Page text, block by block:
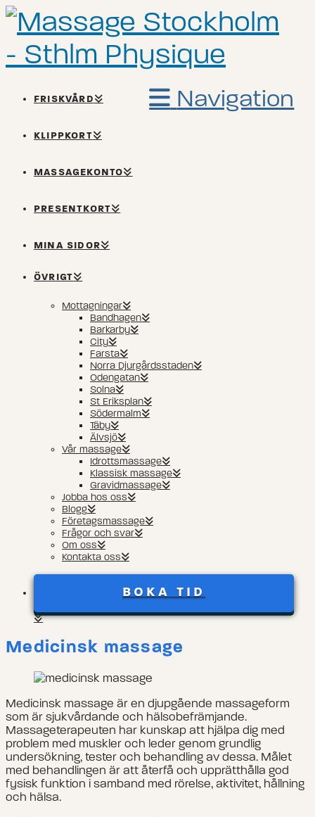
Navigation
FRISKVÅRD
KLIPPKORT
MASSAGEKONTO
PRESENTKORT
MINA SIDOR
ÖVRIGT
Mottagningar
Bandhagen
Barkarby
City
Farsta
Norra Djurgårdsstaden
Odengatan
Solna
St Eriksplan
Södermalm
Täby
Älvsjö
Vår massage
Idrottsmassage
Klassisk massage
Gravidmassage
Jobba hos oss
Blogg
Företagsmassage
Frågor och svar
Om oss
Kontakta oss
BOKA TID
Medicinsk massage
Medicinsk massage är en djupgående massageform
som är sjukvårdande och hälsobefrämjande.
Massageterapeuten har kunskap att hjälpa dig med
problem med muskler och leder genom grundlig
undersökning, tester och behandling av dessa. Målet
med behandlingen är att återfå och upprätthålla god
fysisk funktion i samband med rörelse, aktivitet, hållning
och hälsa.